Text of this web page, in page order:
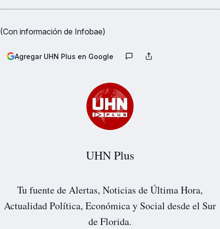
(Con información de Infobae)
Agregar UHN Plus en Google
UHN Plus
Tu fuente de Alertas, Noticias de Última Hora,
Actualidad Política, Económica y Social desde el Sur
de Florida.